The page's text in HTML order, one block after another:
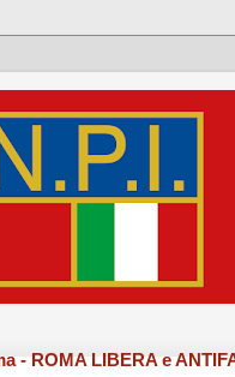
- ROMA LIBERA e